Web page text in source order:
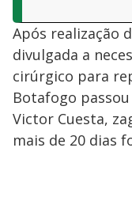
Após realização
divulgada a
cirúrgico para
Botafogo
Victor Cuesta,
mais de 20 dias